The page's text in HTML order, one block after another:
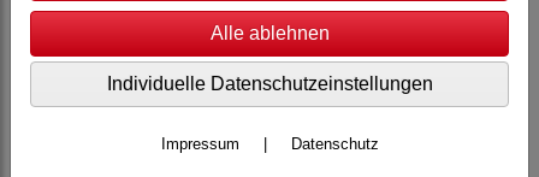
Individuelle Datenschutzeinstellungen
Impressum Datenschutz